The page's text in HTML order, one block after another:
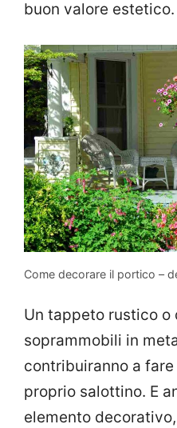
buon valore estetico.
Come decorare il portico –
Un tappeto rustico o
soprammobili in
contribuiranno a
proprio salottino. E
elemento